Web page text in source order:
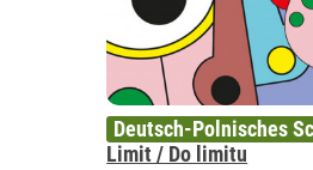
Deutsch-Polnisches
Limit / Do limitu